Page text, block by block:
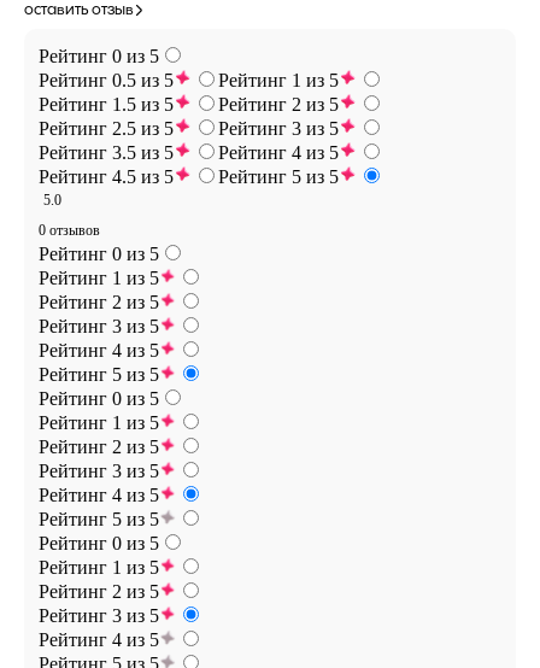
оставить отзыв
Рейтинг 0 из 5
Рейтинг 0.5 из 5
Рейтинг 1 из 5
Рейтинг 1.5 из 5
Рейтинг 2 из 5
Рейтинг 2.5 из 5
Рейтинг 3 из 5
Рейтинг 3.5 из 5
Рейтинг 4 из 5
Рейтинг 4.5 из 5
Рейтинг 5 из 5
5.0
0 отзывов
Рейтинг 0 из 5
Рейтинг 1 из 5
Рейтинг 2 из 5
Рейтинг 3 из 5
Рейтинг 4 из 5
Рейтинг 5 из 5
Рейтинг 0 из 5
Рейтинг 1 из 5
Рейтинг 2 из 5
Рейтинг 3 из 5
Рейтинг 4 из 5
Рейтинг 5 из 5
Рейтинг 0 из 5
Рейтинг 1 из 5
Рейтинг 2 из 5
Рейтинг 3 из 5
Рейтинг 4 из 5